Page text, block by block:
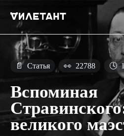
📄 Статья 👀 22788 🕓
Вспоминая
великого